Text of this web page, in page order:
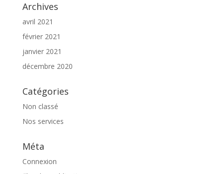
Archives
avril 2021
février 2021
janvier 2021
décembre 2020
Catégories
Non classé
Nos services
Méta
Connexion